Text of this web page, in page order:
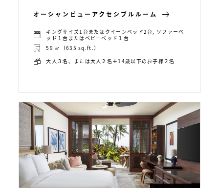
オーシャンビューアクセシブルルーム
キングサイズ1台またはクイーンベッド2台, ソファーベ
ッド１台またはベビーベッド１台
59 ㎡（635 sq.ft.）
大人３名、または大人２名＋14歳以下のお子様２名